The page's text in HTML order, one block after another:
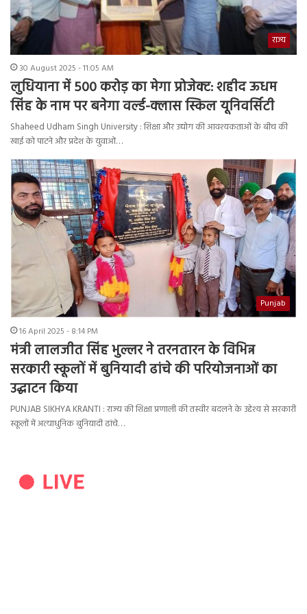
राज्य
30 August 2025 - 11:05 AM
लुधियाना में 500 करोड़ का मेगा प्रोजेक्ट: शहीद ऊधम
सिंह के नाम पर बनेगा वर्ल्ड-क्लास स्किल यूनिवर्सिटी
Shaheed Udham Singh University : शिक्षा और उद्योग की आवश्यकताओं के बीच की
खाई को पाटने और प्रदेश के युवाओं…
Punjab
16 April 2025 - 8:14 PM
मंत्री लालजीत सिंह भुल्लर ने तरनतारन के विभिन्न
सरकारी स्कूलों में बुनियादी ढांचे की परियोजनाओं का
उद्घाटन किया
PUNJAB SIKHYA KRANTI : राज्य की शिक्षा प्रणाली की तस्वीर बदलने के उद्देश्य से सरकारी
स्कूलों में अत्याधुनिक बुनियादी ढांचे…